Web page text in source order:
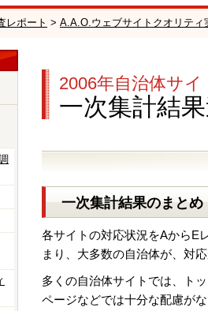
レポート > A.A.O.ウェブサイトクオリティ
2006年自治体サ
一次集計結
一次集計結果のまとめ
各サイトの対応状況をAからE
まり、大多数の自治体が、対
多くの自治体サイトでは、ト
ページなどでは十分な配慮が